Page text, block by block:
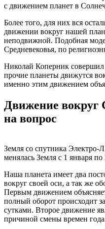
с движением планет в
Более того, для них вся
движении вокруг нашей
неподвижной. Подобная
Средневековья, по
Николай Коперник совершил
прочие планеты движутся
именно этим движением
Движение вокруг
на вопрос
Земля со спутника Электро-
менялась Земля с 1 января по
Наша планета имеет два
вокруг своей оси, а так же
Первым движением
полный оборот происходит
сутками. Второе движение
причиной смены времен